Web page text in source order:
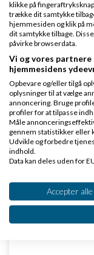
Få 3 bud på
gratis
Nyeste indlæg
2014 kl. 11:30
Må jeg slet
klikke på
trække dit samtykke
hjemmesiden og klik på
dit samtykke tilbage.
påvirke browserdata.
Vi og vores
hjemmesidens
Opbevare og/eller tilgå
oplysninger til at vælge
annoncering. Bruge
profiler for at tilpasse
Måle
gennem statistikker eller
Udvikle og forbedre
indhold.
Data kan deles uden for
Se partnerliste (2
Vi bruger dine data til
IAB's behandlingsformål:
Opbevare og/
Accepter alle